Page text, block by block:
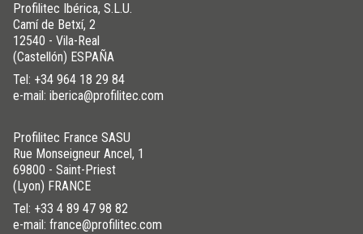
Profilitec Ibérica, S.L.U.
Camí de Betxí, 2
12540 - Vila-Real
(Castellón) ESPAÑA
Tel: +34 964 18 29 84
e-mail: iberica@profilitec.com
Profilitec France SASU
Rue Monseigneur Ancel, 1
69800 - Saint-Priest
(Lyon) FRANCE
Tel: +33 4 89 47 98 82
e-mail: france@profilitec.com